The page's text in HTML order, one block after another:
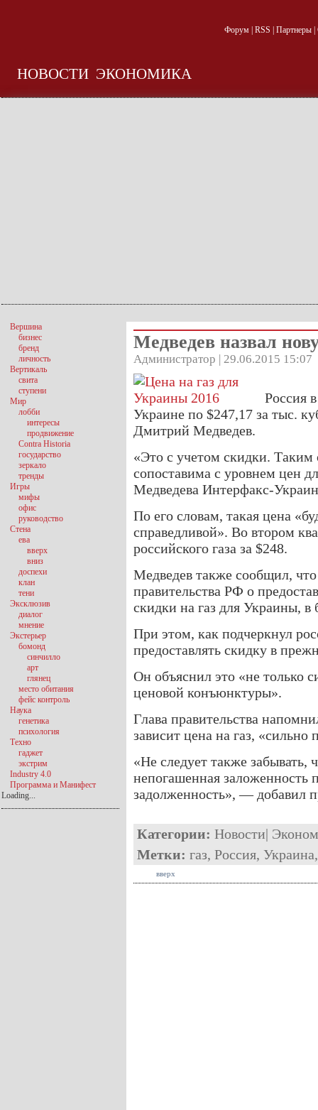
Форум| RSS Партнеры|
НОВОСТИ ЭКОНОМИКА
Медведев назвал
Администратор | 29.06.2015 15:07
Россия
Украине по $247,17 за тыс.
Дмитрий Медведев.
«Это с учетом скидки. Таким
сопоставима с уровнем цен
Медведева Интерфакс-
По его словам, такая цена
справедливой». Во втором
российского газа за $248.
Медведев также сообщил,
правительства РФ о
скидки на газ для Украины,
При этом, как подчеркнул
предоставлять скидку в
Он объяснил это «не только
ценовой конъюнктуры».
Глава правительства
зависит цена на газ, «сильно
«Не следует также забывать,
непогашенная
задолженность», — добавил
Категории: Новости|
Метки: газ, Россия, Украина
вверх
Вершина
бизнес
бренд
личность
Вертикаль
свита
ступени
Мир
лобби
интересы
продвижение
Contra Historia
государство
зеркало
тренды
Игры
мифы
офис
руководство
Стена
ева
вверх
вниз
доспехи
клан
тени
Эксклюзив
диалог
мнение
Экстерьер
бомонд
синчилло
арт
глянец
место обитания
фейс контроль
Наука
генетика
психология
Техно
гаджет
экстрим
Industry 4.0
Программа и Манифест
Loading...